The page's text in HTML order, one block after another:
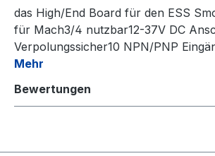
das High/End Board für den ESS
für Mach3/4 nutzbar12-37V DC
Verpolungssicher10 NPN/PNP
Mehr
Bewertungen